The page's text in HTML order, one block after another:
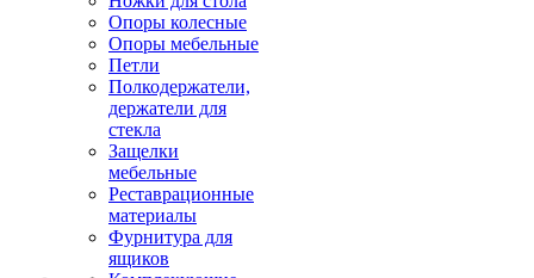
Опоры колесные
Опоры мебельные
Петли
Полкодержатели,
держатели для
стекла
Защелки
мебельные
Реставрационные
материалы
Фурнитура для
ящиков